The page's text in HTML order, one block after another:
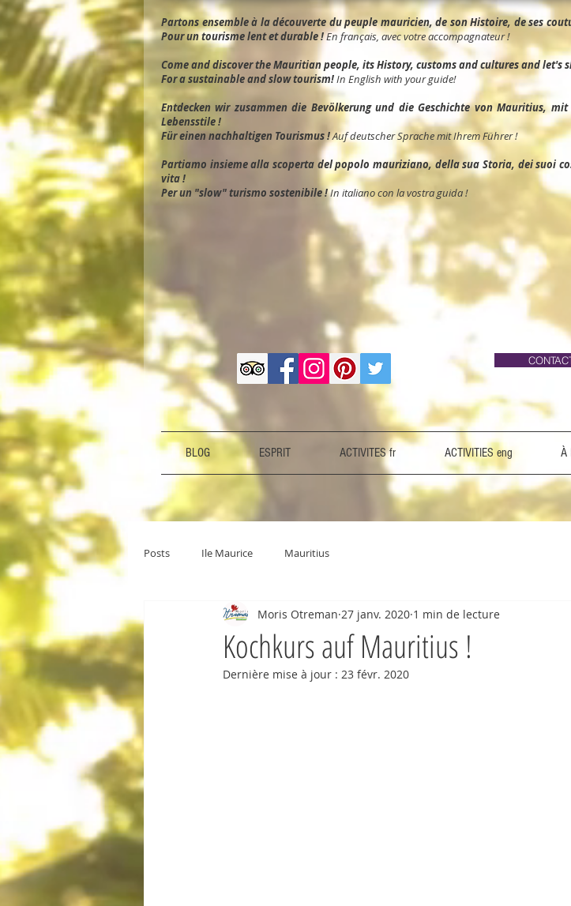
Partons ensemble à la découverte du peuple mauricien, de son Histoire, de ses
Pour un tourisme lent et durable !En français, avec votre accompagnateur !
Come and discover the Mauritian people, its History, customs and cultures and let's
For a sustainable and slow tourism!In English with your guide!
Entdecken wir zusammen die Bevölkerung und die Geschichte von Mauritius,
Lebensstile !
Für einen nachhaltigen Tourismus !Auf deutscher Sprache mit Ihrem Führer !
Partiamo insieme alla scoperta del popolo mauriziano, della sua Storia, dei suoi
vita !
Per un "slow" turismo sostenibile !In italiano con la vostra guida !
BLOG ESPRIT ACTIVITES fr ACTIVITIES eng À
Posts Ile Maurice Mauritius
Kochkurs auf Mauritius !
Moris Otreman 27 janv. 2020 1 min de lecture
Dernière mise à jour : 23 févr. 2020